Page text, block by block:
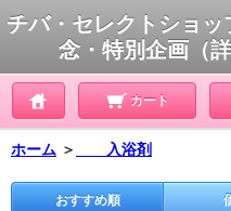
チバ・セレクトショ
念・特別企画（
カート
ホーム ＞ 入浴剤
おすすめ順